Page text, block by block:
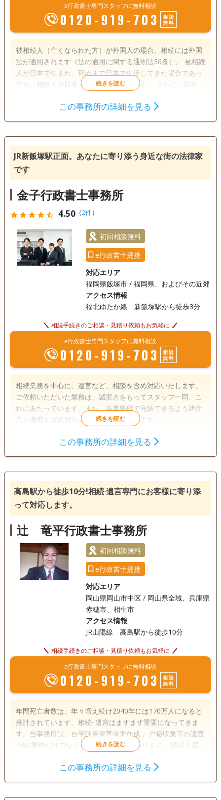
e行政書士専門スタッフに無料相談
0120-919-703
相談
無料
被相続人（亡くなられた方）が外国人の場合、相続には外国
法が適用されます（法の適用に関する通則法36条）。 被相続
人が日本で生まれ、死ぬまで日本で生活してきた場合であっ
ても、相続人が日本人であっても同じです。 さらに、日本人
人には戸籍がありませんので戸籍謄本等に相当する外国の身
ら、外国人の相続にも関わってきました（在日コリアンの方
の遺産分割協議書作成や遺産分割協議に非協力的な相続人に
対する通知書作成など)。 長年帰化の仕事に携わてきた関係
慣れたものです。
遺産分割
電話相談可 訪問可 土日相談可 初回相談無料
18時以降相談可
この事務所の詳細を見る
JR新飯塚駅正面。あなたに寄り添う身近な街の法律家
です
金子行政書士事務所
starstarstarstarstar_half 4.50（2件）
初回相談無料
e行政書士提携
対応エリア
福岡県飯塚市 / 福岡県、およびその近郊
アクセス情報
福北ゆたか線 新飯塚駅から徒歩3分
相続手続きのご相談・見積り依頼もお気軽に
e行政書士専門スタッフに無料相談
0120-919-703
相談
無料
相続業務を中心に、遺言など、相談を含め対応いたします。
ご依頼いただいた業務は、誠実さをもってスタッフ一同、こ
れにあたっています。また、当事務所で完結できるよう諸仕
業と連携を深め対応させていただいています。
遺産分割
相続人調査
電話相談可 訪問可
18時以降相談可 事務所面談可
この事務所の詳細を見る
高島駅から徒歩10分!相続·遺言専門にお客様に寄り添
って対応します。
辻󠄀 竜平行政書士事務所
初回相談無料
e行政書士提携
対応エリア
岡山県岡山市中区 / 岡山県全域、兵庫県
赤穂市、相生市
アクセス情報
JR山陽線 高島駅から徒歩10分
相続手続きのご相談・見積り依頼もお気軽に
e行政書士専門スタッフに無料相談
0120-919-703
相談
無料
年間死亡者数は、年々増え続け2040年には170万人になると
推計されています。相続· 遺言はますます重要になってきま
す。当事務所は、自筆証書遺言原案作成 、戸籍収集等の遺言
·相続業務だけでなく身元保証も行っております。 施設入居
行っております。 お困りごとがございましたら、当事務所に
遺産分割
この事務所の詳細を見る